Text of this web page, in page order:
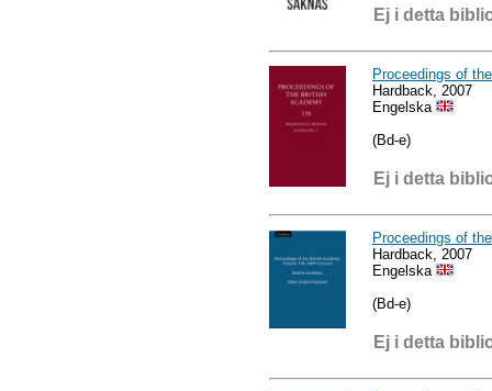
Ej i detta
Proceedings of
Hardback, 2007
Engelska
(Bd-e)
Ej i detta
Proceedings of
Hardback, 2007
Engelska
(Bd-e)
Ej i detta